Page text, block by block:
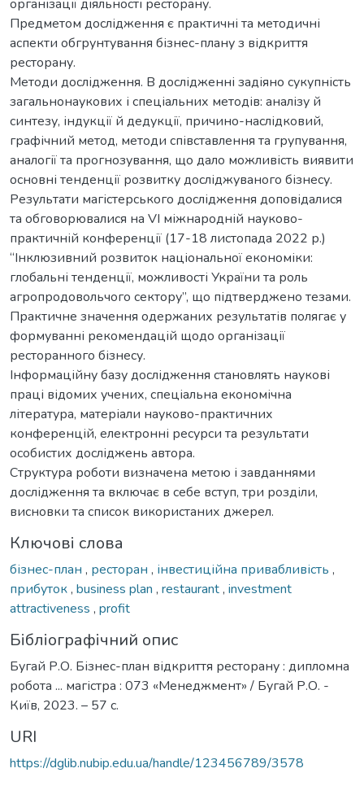
організації діяльності ресторану.
Предметом дослідження є практичні та методичні
аспекти обгрунтування бізнес-плану з відкриття
ресторану.
Методи дослідження. В дослідженні задіяно сукупність
загальнонаукових і спеціальних методів: аналізу й
синтезу, індукції й дедукції, причино-наслідковий,
графічний метод, методи співставлення та групування,
аналогії та прогнозування, що дало можливість виявити
основні тенденції розвитку досліджуваного бізнесу.
Результати магістерського дослідження доповідалися
та обговорювалися на VІ міжнародній науково-
практичній конференції (17-18 листопада 2022 р.)
“Інклюзивний розвиток національної економіки:
глобальні тенденції, можливості України та роль
агропродовольчого сектору”, що підтверджено тезами.
Практичне значення одержаних результатів полягає у
формуванні рекомендацій щодо організації
ресторанного бізнесу.
Інформаційну базу дослідження становлять наукові
праці відомих учених, спеціальна економічна
література, матеріали науково-практичних
конференцій, електронні ресурси та результати
особистих досліджень автора.
Структура роботи визначена метою і завданнями
дослідження та включає в себе вступ, три розділи,
висновки та список використаних джерел.
Ключові слова
бізнес-план , ресторан , інвестиційна привабливість ,
прибуток, business plan , restaurant, investment
attractiveness , profit
Бібліографічний опис
Бугай Р.О. Бізнес-план відкриття ресторану : дипломна
робота ... магістра : 073 «Менеджмент» / Бугай Р.О. -
Київ, 2023. – 57 с.
URI
https://dglib.nubip.edu.ua/handle/123456789/3578